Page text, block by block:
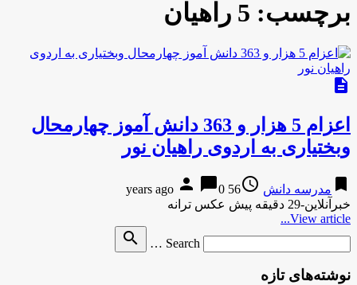
برچسب: 5 راهیان
description
اعزام 5 هزار و 363 دانش آموز چهارمحال
وبختیاری به اردوی راهیان نور
bookmark مدرسه دانش access_time
56 years ago
person chat_bubble0
خبرآنلاین-29 دقیقه پیش عکس ترانه
View article...
Search …
search
نوشته‌های تازه